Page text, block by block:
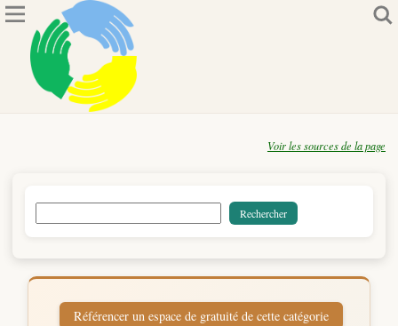
Voir les sources de la page